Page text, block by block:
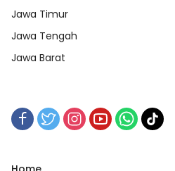
Jawa Timur
Jawa Tengah
Jawa Barat